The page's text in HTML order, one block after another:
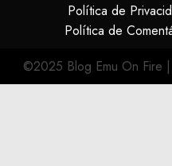
Política de
Política de
©2025 Blog Emu On Fire |